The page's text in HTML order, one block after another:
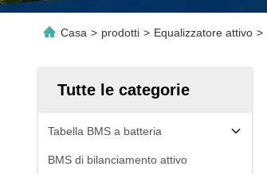
Casa > prodotti > Equalizzatore attivo >
Tutte le categorie
Tabella BMS a batteria
BMS di bilanciamento attivo